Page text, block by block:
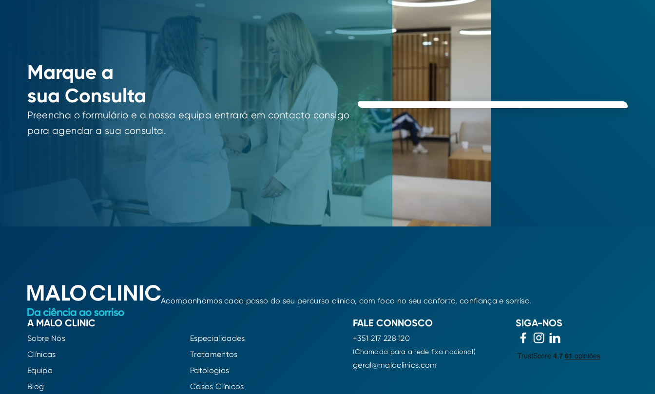
Marque a
sua Consulta
Preencha o formulário e a nossa equipa entrará em contacto consigo
para agendar a sua consulta.
Acompanhamos cada passo do seu percurso clínico, com foco no seu conforto, confiança e sorriso.
A MALO CLINIC
Sobre Nós
Clínicas
Equipa
Blog
Especialidades
Tratamentos
Patologias
Casos Clínicos
FALE CONNOSCO
+351 217 228 120
(Chamada para a rede fixa nacional)
geral@maloclinics.com
SIGA-NOS